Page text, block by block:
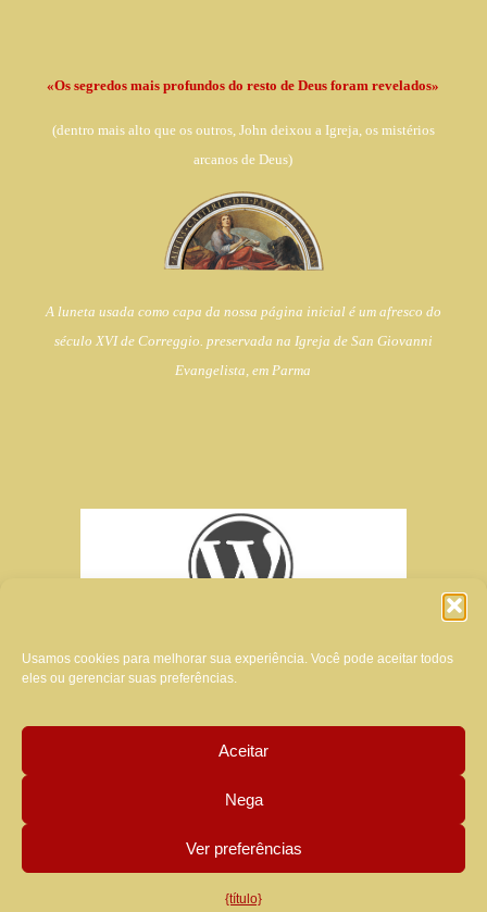
Usamos cookies para melhorar sua experiência. Você pode aceitar todos
eles ou gerenciar suas preferências.
Aceitar
Nega
Ver preferências
{título}
«Os segredos mais profundos do resto de Deus foram revelados»
(dentro mais alto que os outros, John deixou a Igreja, os mistérios
arcanos de Deus)
A luneta usada como capa da nossa página inicial é um afresco do
século XVI de Correggio. preservada na Igreja de San Giovanni
Evangelista, em Parma
MANUELA LUZZARDI